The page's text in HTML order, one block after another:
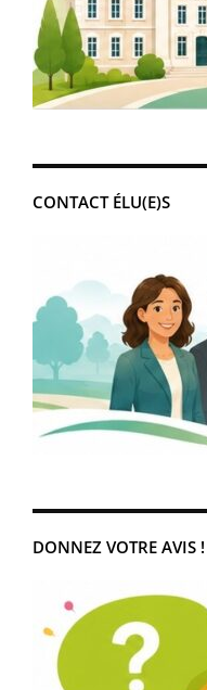
CONTACT ÉLU(E)S
DONNEZ VOTRE AVIS !